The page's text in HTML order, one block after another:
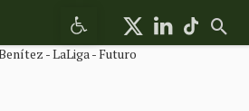
Abrir barra de herramientas